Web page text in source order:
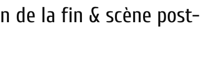
de la fin & scène post-